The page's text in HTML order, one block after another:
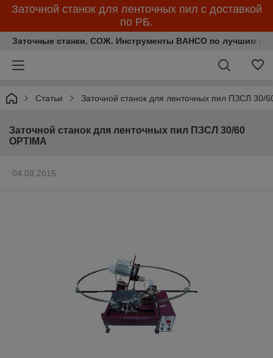
Заточной станок для ленточных пил с доставкой
по РБ.
Заточные станки. СОЖ. Инструменты BAHCO по лучшим
Статьи Заточной станок для ленточных пил ПЗСЛ 30/
Заточной станок для ленточных пил ПЗСЛ 30/60
OPTIMA
04.03.2015